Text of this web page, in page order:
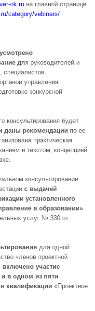
ok.ru на главной странице
category/vebinars/
для руководителей и
специалистов
управления
конкурсной
консультирования будет
даны рекомендации по ее
практическая
и текстом, концепцией
консультировании
с выдачей
установленного
в образовании»
услуг № 330 от
для одной
членов проектной
включено участие
в одном из пяти
квалификации «Проектное